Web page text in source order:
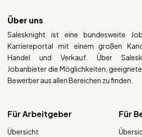
Über uns
Salesknight ist eine bundesweite
Karriereportal mit einem großen
Handel und Verkauf. Über
Jobanbieter die Möglichkeiten,
Bewerber aus allen Bereichen zu finden.
Für Arbeitgeber
Übersicht
Für